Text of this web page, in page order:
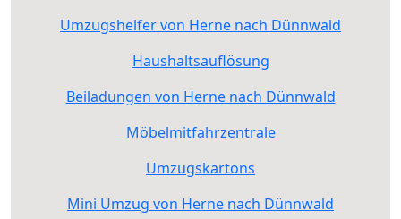
Umzugshelfer von Herne nach Dünnwald
Haushaltsauflösung
Beiladungen von Herne nach Dünnwald
Möbelmitfahrzentrale
Umzugskartons
Mini Umzug von Herne nach Dünnwald